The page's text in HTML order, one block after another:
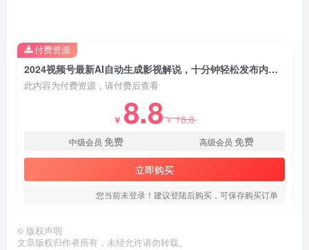
2024视频号最新AI自动生成影视解说，十分钟轻松发布内容，百分之百过原…
此内容为付费资源，请付费后查看
￥ 8.8￥18.8
中级会员 免费 高级会员 免费
立即购买
您当前未登录！建议登陆后购买，可保存购买订单
付费资源
© 版权声明
文章版权归作者所有，未经允许请勿转载。